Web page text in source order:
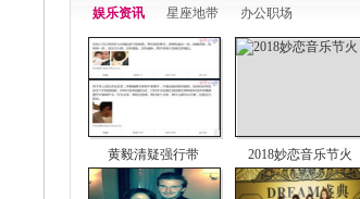
娱乐资讯 星座地带 办公职场
黄毅清疑强行带 2018妙恋音乐节火